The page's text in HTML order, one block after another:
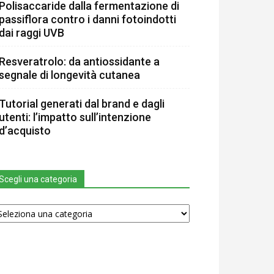
Polisaccaride dalla fermentazione di
passiflora contro i danni fotoindotti
dai raggi UVB
Resveratrolo: da antiossidante a
di longevità cutanea
Tutorial generati dal brand e dagli
utenti: l’impatto sull’intenzione
d’acquisto
una categoria